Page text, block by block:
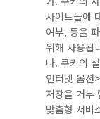
사이트들에
여부, 등을
위해 사용됩
나. 쿠키의
인터넷 옵션
저장을 거부
맞춤형 서비